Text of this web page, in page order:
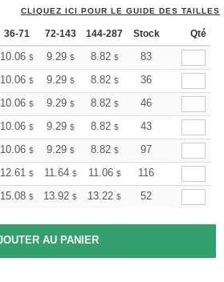
CLIQUEZ ICI POUR LE GUIDE DES TAILLES
36-71 72-143 144-287 288 + Plus
Stock Qté
10.06 $ 9.29 $ 8.82 $ 8.67
83
10.06 $ 9.29 $ 8.82 $ 8.67
36
10.06 $ 9.29 $ 8.82 $ 8.67
46
10.06 $ 9.29 $ 8.82 $ 8.67
43
10.06 $ 9.29 $ 8.82 $ 8.67
97
12.61 $ 11.64 $ 11.06 $ 10.86
116
15.08 $ 13.92 $ 13.22 $ 12.99
52